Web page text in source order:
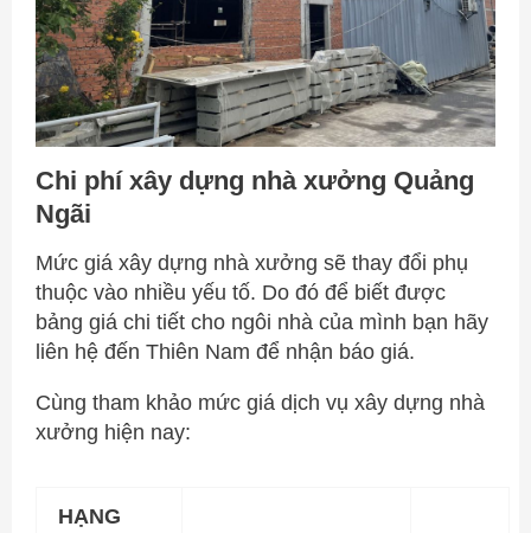
Chi phí xây dựng nhà xưởng Quảng
Ngãi
Mức giá xây dựng nhà xưởng sẽ thay đổi phụ
thuộc vào nhiều yếu tố. Do đó để biết được
bảng giá chi tiết cho ngôi nhà của mình bạn hãy
liên hệ đến Thiên Nam để nhận báo giá.
Cùng tham khảo mức giá dịch vụ xây dựng nhà
xưởng hiện nay:
HẠNG